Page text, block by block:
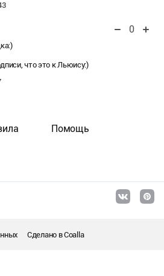
0
что это к Льюису:)
Помощь
Сделано вCoalla